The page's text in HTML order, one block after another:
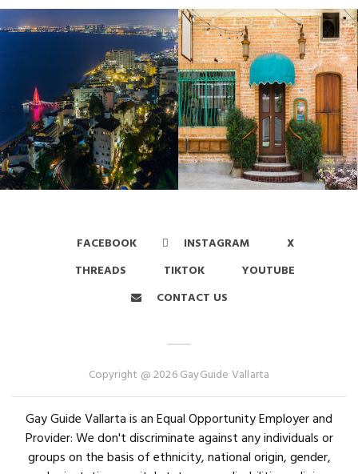
FACEBOOK INSTAGRAM
X
THREADS
TIKTOK
YOUTUBE
CONTACT US
Copyright @ 2026 GayGuide Vallarta
Gay Guide Vallarta is an Equal Opportunity Employer and
Provider: We don't discriminate against any individuals or
groups on the basis of ethnicity, national origin, gender,